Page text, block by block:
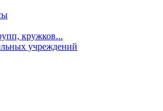
кружков...
учреждений